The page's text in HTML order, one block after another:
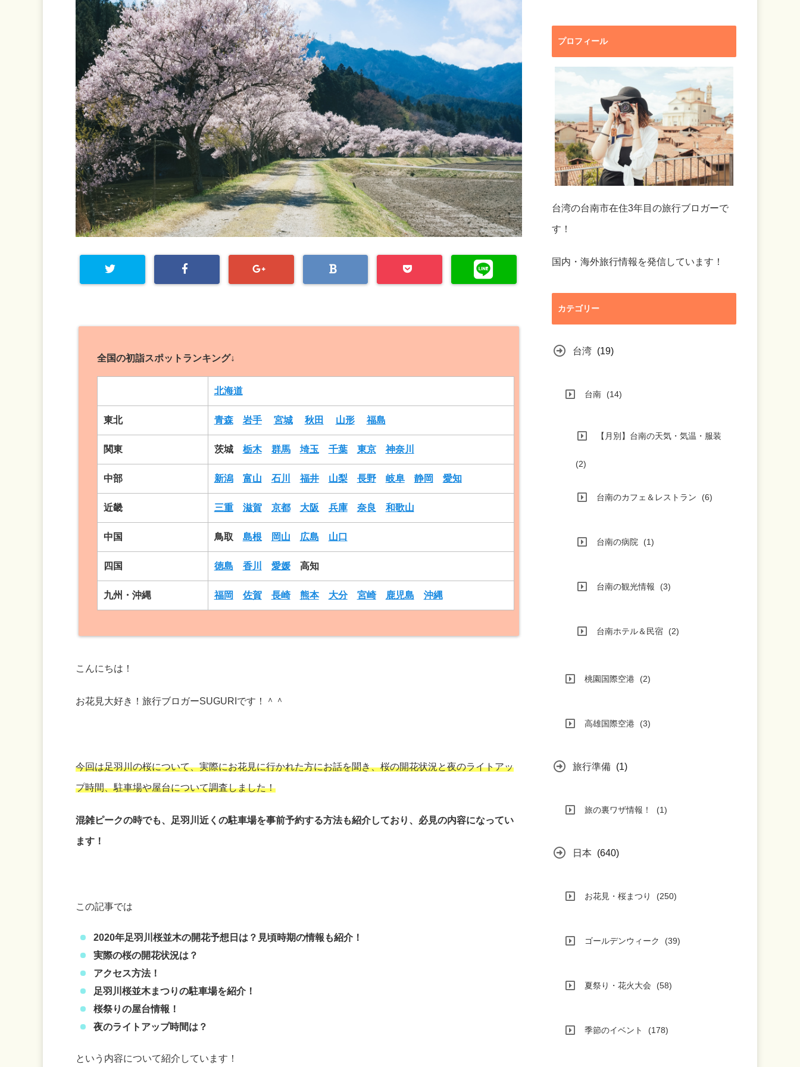
全国の初詣スポットランキング↓
北海道
東北 青森 岩手 宮城 秋田 山形 福島
関東 茨城 栃木 群馬 埼玉 千葉 東京 神奈川
中部 新潟 富山 石川 福井 山梨 長野 岐阜 静岡 愛知
近畿 三重 滋賀 京都 大阪 兵庫 奈良 和歌山
中国 鳥取 島根 岡山 広島 山口
四国 徳島 香川 愛媛高知
九州・沖縄 福岡 佐賀 長崎 熊本 大分 宮崎 鹿児島 沖縄
こんにちは！
お花見大好き！旅行ブロガーSUGURIです！＾＾
今回は足羽川の桜について、実際にお花見に行かれた方にお話を聞き、桜の開花状況と夜のライトアッ
プ時間、駐車場や屋台について調査しました！
混雑ピークの時でも、足羽川近くの駐車場を事前予約する方法も紹介しており、必見の内容になってい
ます！
この記事では
2020年足羽川桜並木の開花予想日は？見頃時期の情報も紹介！
実際の桜の開花状況は？
アクセス方法！
足羽川桜並木まつりの駐車場を紹介！
桜祭りの屋台情報！
夜のライトアップ時間は？
という内容について紹介しています！
プロフィール
台湾の台南市在住3年目の旅行ブロガーで
す！
国内・海外旅行情報を発信しています！
カテゴリー
台湾 (19)
台南 (14)
【月別】台南の天気・気温・服装
(2)
台南のカフェ＆レストラン (6)
台南の病院 (1)
台南の観光情報 (3)
台南ホテル＆民宿 (2)
桃園国際空港 (2)
高雄国際空港 (3)
旅行準備 (1)
旅の裏ワザ情報！ (1)
日本 (640)
お花見・桜まつり (250)
ゴールデンウィーク (39)
夏祭り・花火大会 (58)
季節のイベント (178)